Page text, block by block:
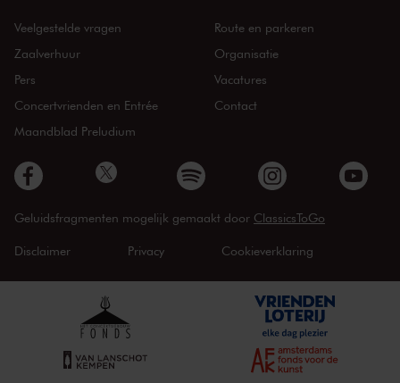
Veelgestelde vragen
Zaalverhuur
Pers
Concertvrienden en Entrée
Maandblad Preludium
Route en parkeren
Organisatie
Vacatures
Contact
Geluidsfragmenten mogelijk gemaakt door ClassicsToGo
Disclaimer Privacy Cookieverklaring